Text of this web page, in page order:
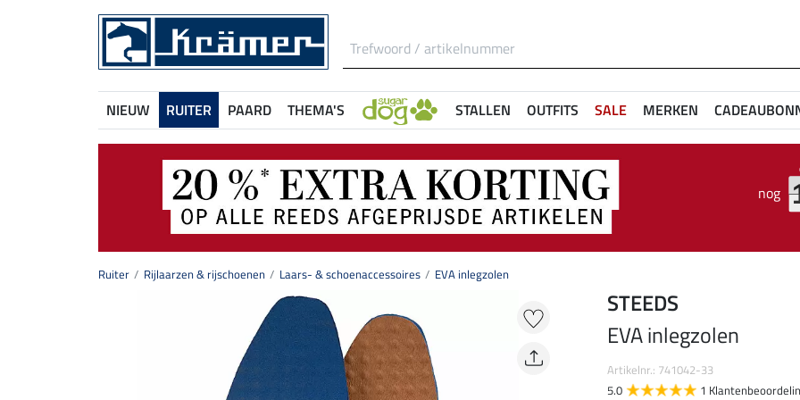
NIEUW RUITER PAARD THEMA'S STALLEN OUTFITS SALE MERKEN
nog
Ruiter Rijlaarzen & rijschoenen Laars- & schoenaccessoires EVA inlegzolen
STEEDS
EVA inlegzolen
Artikelnr.: 741042-33
5.0
1